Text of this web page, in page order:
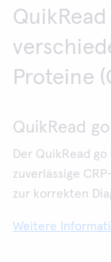
Proteine
QuikRead
Der QuikRead
zuverlässige
zur korrekten
Weitere